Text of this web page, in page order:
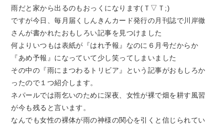
雨だと家から出るのもおっくになります(Ｔ▽Ｔ;)
ですが今日、毎月届くしんきんカード発行の月刊誌で川岸徹
さんが書かれたおもしろい記事を見つけました
何よりいつもは表紙が『はれ予報』なのに６月号だからか
『あめ予報』になっていて少し笑ってしまいました
その中の『雨にまつわるトリビア』という記事がおもしろか
ったので１つ紹介します。
ネパールでは雨乞いのために深夜、女性が裸で畑を耕す風習
が今も残ると言います。
なんでも女性の裸体が雨の神様の関心を引くと信じられてい